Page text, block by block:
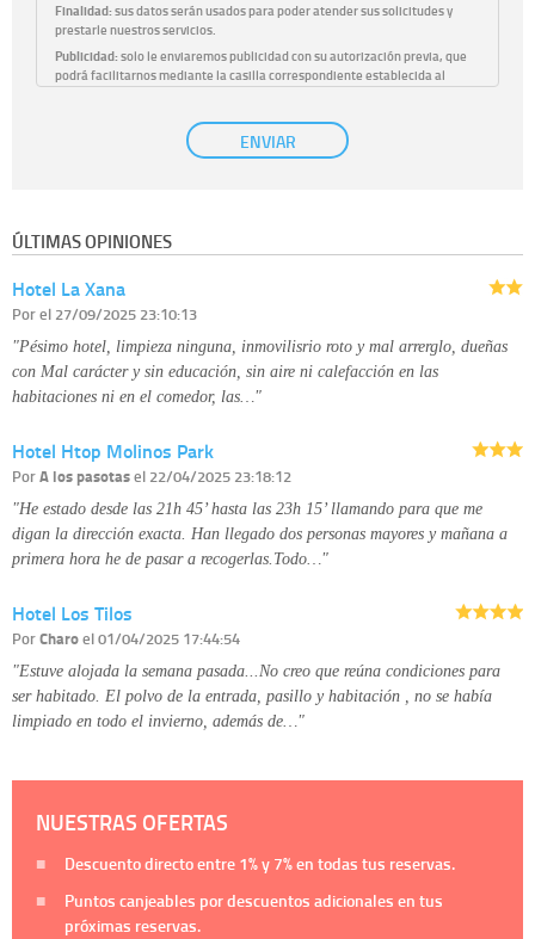
Finalidad:sus datos serán usados para poder atender sus solicitudes y
prestarle nuestros servicios.
Publicidad:solo le enviaremos publicidad con su autorización previa, que
podrá facilitarnos mediante la casilla correspondiente establecida al
únicamente trataremos sus datos con su consentimiento
previo, que podrá facilitarnos mediante la casilla correspondiente
Derechos:tiene derecho a saber qué información tenemos sobre usted,
disponible en nuestra página web.
Información complementaria:
ENVIAR
ÚLTIMAS OPINIONES
Hotel La Xana
Porel 27/09/2025 23:10:13
"Pésimo hotel, limpieza ninguna, inmovilisrio roto y mal arrerglo, dueñas
con Mal carácter y sin educación, sin aire ni calefacción en las
habitaciones ni en el comedor, las…"
Hotel Htop Molinos Park
PorA los pasotasel 22/04/2025 23:18:12
"He estado desde las 21h 45’ hasta las 23h 15’ llamando para que me
digan la dirección exacta. Han llegado dos personas mayores y mañana a
primera hora he de pasar a recogerlas.Todo…"
Hotel Los Tilos
PorCharoel 01/04/2025 17:44:54
"Estuve alojada la semana pasada...No creo que reúna condiciones para
ser habitado. El polvo de la entrada, pasillo y habitación , no se había
limpiado en todo el invierno, además de…"
NUESTRAS OFERTAS
Descuento directo entre 1%y 7%en todas tus reservas.
Puntos canjeables por descuentos adicionales en tus
próximas reservas.